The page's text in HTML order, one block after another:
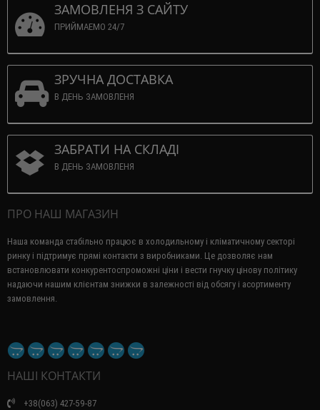
ЗАМОВЛЕНЯ З САЙТУ
ПРИЙМАЕМО 24/7
ЗРУЧНА ДОСТАВКА
В ДЕНЬ ЗАМОВЛЕНЯ
ЗАБРАТИ НА СКЛАДІ
В ДЕНЬ ЗАМОВЛЕНЯ
ПРО НАШ МАГАЗИН
Наша команда стабільно працює в холодильному і кліматичному секторі
ринку і підтримує прямі контакти з виробниками. Це дозволяє нам
встановлювати конкурентоспроможні ціни і вести гнучку цінову політику
надаючи нашим клієнтам знижки в залежності від обсягу і асортименту
замовлення.
НАШІ КОНТАКТИ
+38(063) 427-59-87